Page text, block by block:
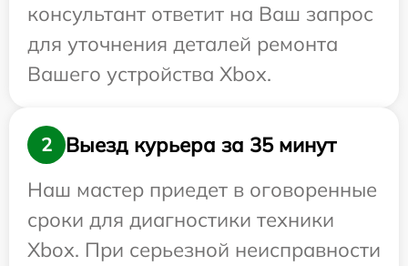
консультант ответит на Ваш запрос
для уточнения деталей ремонта
Вашего устройства Xbox.
2
Выезд курьера за 35 минут
Наш мастер приедет в оговоренные
сроки для диагностики техники
Xbox. При серьезной неисправности